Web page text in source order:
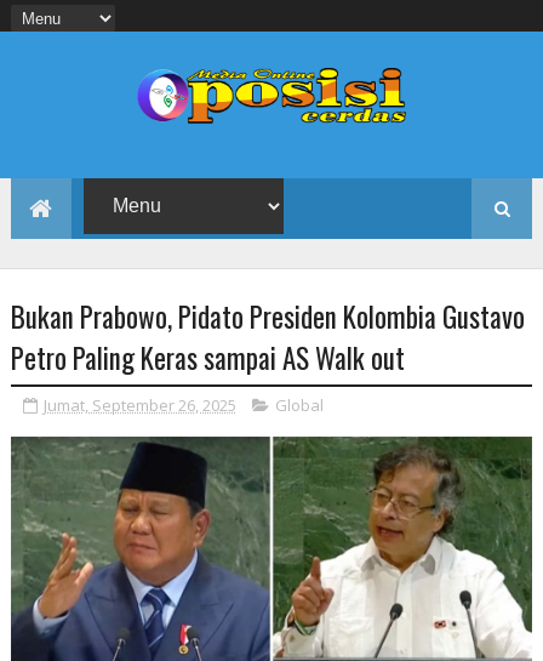
Bukan Prabowo, Pidato Presiden Kolombia Gustavo
Petro Paling Keras sampai AS Walk out
Jumat, September 26, 2025 Global